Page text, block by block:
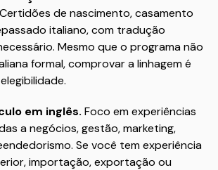
Certidões de nascimento, casamento
italiano, com tradução
Mesmo que o programa não
formal, comprovar a linhagem é
em inglês. Foco em experiências
a negócios, gestão, marketing,
Se você tem experiência
importação, exportação ou